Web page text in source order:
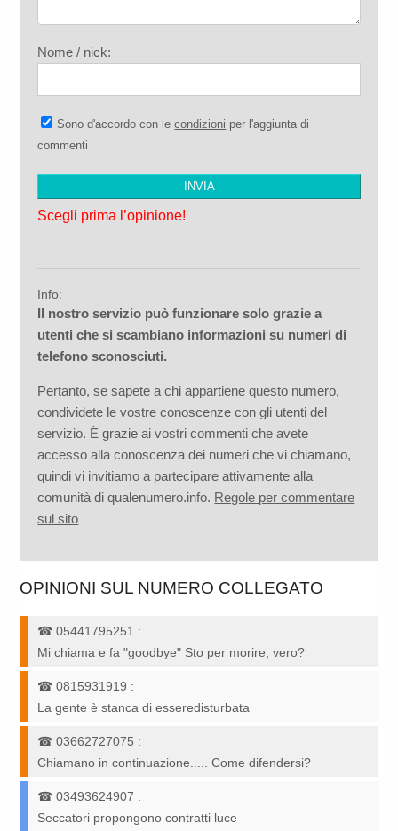
Nome / nick:
Sono d'accordo con lecondizioni per l'aggiunta di
commenti
Scegli prima l’opinione!
Info:
Il nostro servizio può funzionare solo grazie a
utenti che si scambiano informazioni su numeri di
telefono sconosciuti.
Pertanto, se sapete a chi appartiene questo numero,
condividete le vostre conoscenze con gli utenti del
servizio. È grazie ai vostri commenti che avete
accesso alla conoscenza dei numeri che vi chiamano,
quindi vi invitiamo a partecipare attivamente alla
comunità di qualenumero.info. Regole per commentare
sul sito
OPINIONI SUL NUMERO COLLEGATO
☎05441795251 :
Mi chiama e fa "goodbye" Sto per morire, vero?
☎0815931919 :
La gente è stanca di esseredisturbata
☎03662727075 :
Chiamano in continuazione..... Come difendersi?
☎03493624907 :
Seccatori propongono contratti luce